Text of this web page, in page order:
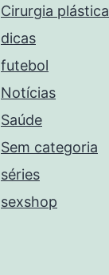
Cirurgia plástica
dicas
futebol
Notícias
Saúde
Sem categoria
séries
sexshop